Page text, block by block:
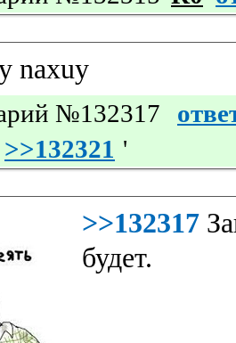
naxuy
№132317
>>132321 '
>>132317
будет.